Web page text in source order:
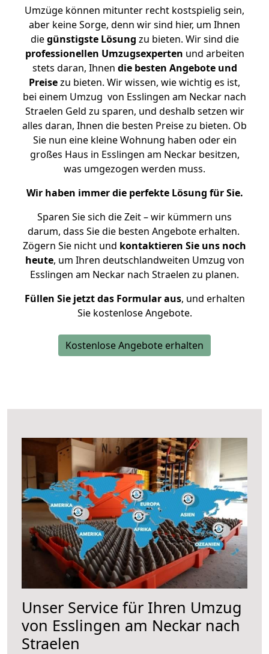
Umzüge können mitunter recht kostspielig sein,
aber keine Sorge, denn wir sind hier, um Ihnen
diegünstigste Lösung zu bieten. Wir sind die
professionellen Umzugsexperten und arbeiten
stets daran, Ihnen die besten Angebote und
Preisezu bieten. Wir wissen, wie wichtig es ist,
bei einem Umzug von Esslingen am Neckar nach
Straelen Geld zu sparen, und deshalb setzen wir
alles daran, Ihnen die besten Preise zu bieten. Ob
Sie nun eine kleine Wohnung haben oder ein
großes Haus in Esslingen am Neckar besitzen,
was umgezogen werden muss.
Wir haben immer die perfekte Lösung für Sie.
Sparen Sie sich die Zeit – wir kümmern uns
darum, dass Sie die besten Angebote erhalten.
Zögern Sie nicht und kontaktieren Sie uns noch
heute, um Ihren deutschlandweiten Umzug von
Esslingen am Neckar nach Straelen zu planen.
Füllen Sie jetzt das Formular aus, und erhalten
Sie kostenlose Angebote.
Kostenlose Angebote erhalten
Unser Service für Ihren Umzug
von Esslingen am Neckar nach
Straelen